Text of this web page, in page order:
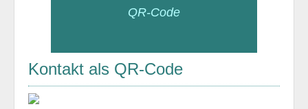
QR-Code
Kontakt als QR-Code